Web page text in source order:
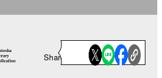
Share